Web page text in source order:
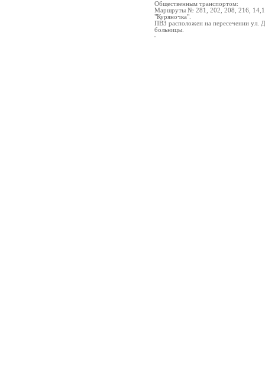
Общественным транспортом:
Маршруты № 281, 202, 208, 216,
"Куряночка".
ПВЗ расположен на пересечении ул.
больницы.